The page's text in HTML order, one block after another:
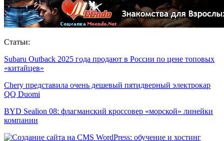
Статьи:
Subaru Outback 2025 года продают в России по цене топовых
«китайцев»
Chery представила очень дешевый пятидверный электрокар
QQ Duomi
BYD Sealion 08: флагманский кроссовер «морской» линейки
компании